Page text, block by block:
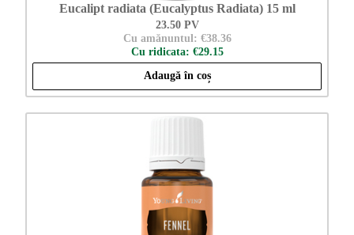
Eucalipt radiata (Eucalyptus Radiata) 15 ml
23.50 PV
Cu amănuntul: €38.36
Cu ridicata: €29.15
Adaugă în coș